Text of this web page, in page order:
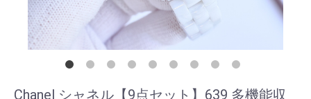
Chanel シャネル【9点セット】639 多機能収